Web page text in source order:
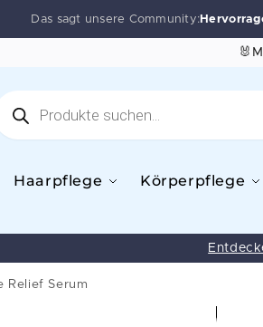
Das sagt unsere Community:
Haarpflege Körperpflege
Relief Serum